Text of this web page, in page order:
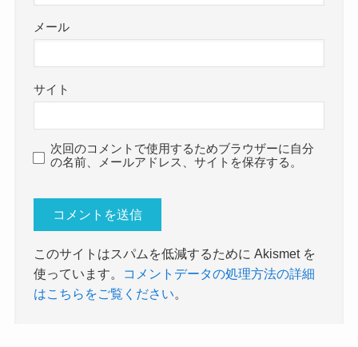
メール
サイト
次回のコメントで使用するためブラウザーに自分
の名前、メールアドレス、サイトを保存する。
このサイトはスパムを低減するために Akismet を
使っています。
コメントデータの処理方法の詳細
はこちらをご覧ください。